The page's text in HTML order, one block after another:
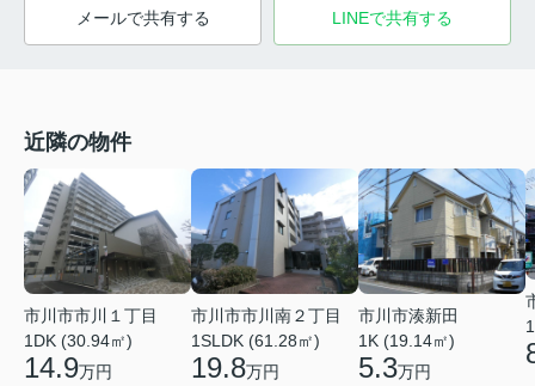
メールで共有する LINEで共有する
近隣の物件
市川市市川１丁目
1DK (30.94㎡)
14.9万円
市川市市川南２丁目
1SLDK (61.28㎡)
19.8万円
市川市湊新田
1K (19.14㎡)
5.3万円